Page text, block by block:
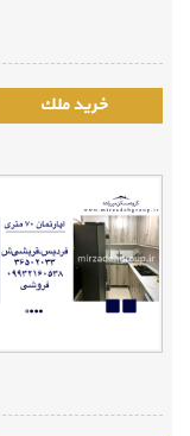
آدرس : فردیس خیابان
اپارتمان 70 متری فردیس
قيمت :
تومان
قيمت متري :
تومان
متراژ :70 متر
تاريخ ثبت :
1405/03/20
آدرس : فردیس بلوار